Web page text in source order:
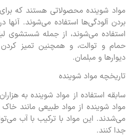
شوینده محصولاتی هستند که برای
استفاده می‌شوند. آنها در
می‌شوند، از جمله شستشوی لباس،
و توالت، و همچنین تمیز کردن
و مبلمان.
مواد شوینده
استفاده از مواد شوینده به هزاران
شوینده از مواد طبیعی مانند خاک
این مواد با ترکیب با آب